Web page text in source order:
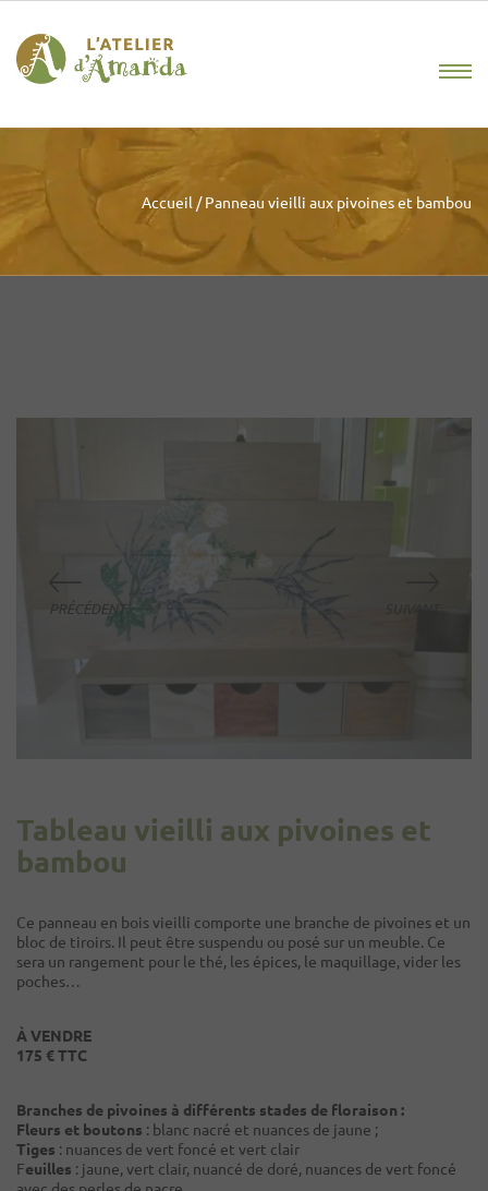
Accueil / Panneau vieilli aux pivoines et bambou
Tableau vieilli aux pivoines et
bambou
Ce panneau en bois vieilli comporte une branche de pivoines et un
bloc de tiroirs. Il peut être suspendu ou posé sur un meuble. Ce
sera un rangement pour le thé, les épices, le maquillage, vider les
poches…
À VENDRE
175 € TTC
Branches de pivoines à différents stades de floraison :
Fleurs et boutons : blanc nacré et nuances de jaune ;
Tiges : nuances de vert foncé et vert clair
Feuilles : jaune, vert clair, nuancé de doré, nuances de vert foncé